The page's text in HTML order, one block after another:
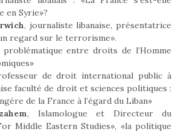
en Syrie»?
, journaliste libanaise, présentatrice
regard sur le terrorisme».
entre droits de l’Homme
de droit international public à
faculté de droit et sciences politiques :
de la France à l’égard du Liban»
, Islamologue et Directeur du
Middle Eastern Studies», «la politique